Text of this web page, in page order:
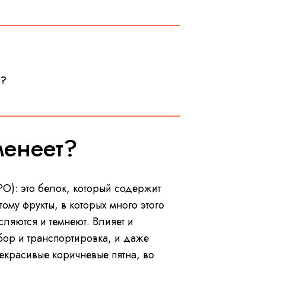
это белок, который содержит
фрукты, в которых много этого
и темнеют. Влияет и
и транспортировка, и даже
коричневые пятна, во